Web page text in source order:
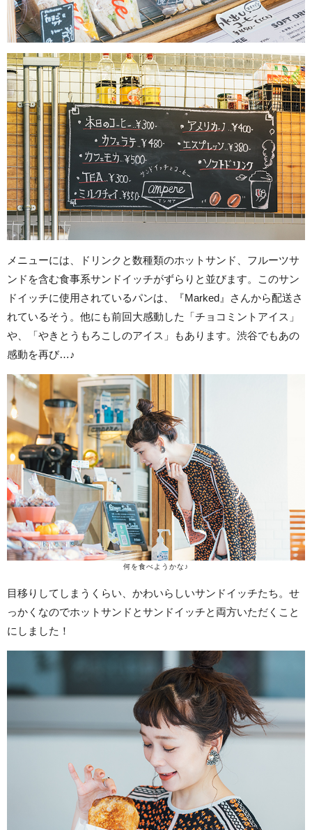
メニューには、ドリンクと数種類のホットサンド、フルーツサ
ンドを含む食事系サンドイッチがずらりと並びます。このサン
ドイッチに使用されているパンは、『Marked』さんから配送さ
れているそう。他にも前回大感動した「チョコミントアイス」
や、「やきとうもろこしのアイス」もあります。渋谷でもあの
感動を再び…♪
何を食べようかな♪
目移りしてしまうくらい、かわいらしいサンドイッチたち。せ
っかくなのでホットサンドとサンドイッチと両方いただくこと
にしました！